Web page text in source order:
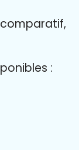
: